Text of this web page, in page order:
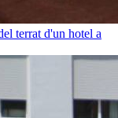
terrat d'un hotel a